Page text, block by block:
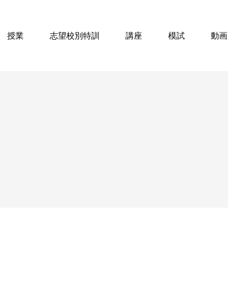
授業 志望校別特訓 講座 模試 動画